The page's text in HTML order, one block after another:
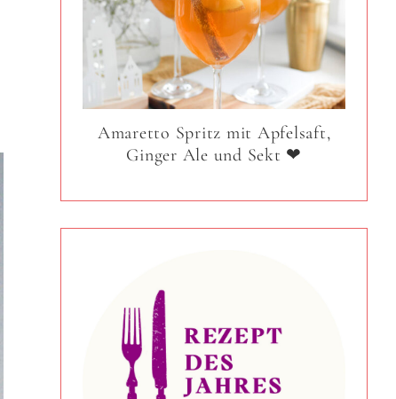
Amaretto Spritz mit Apfelsaft,
Ginger Ale und Sekt ❤